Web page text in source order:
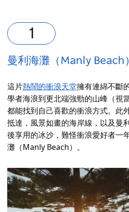
曼利海灘（Manly Beach
這片熱鬧的衝浪天堂擁有連綿不斷
學者海浪到更北端強勁的山峰（視
都能找到自己喜歡的衝浪方式。此
抵達，風景如畫的海岸線，以及曼
後享用的冰沙，難怪衝浪愛好者一
灘（Manly Beach）。